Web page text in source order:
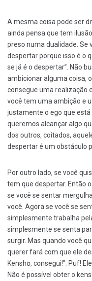
A mesma coisa pode ser
ainda pensa que tem
preso numa dualidade. Se
despertar porque isso é o
se já é o despertar”. Não
ambicionar alguma coisa,
consegue uma realização
você tem uma ambição e
justamente o ego que está
queremos alcançar algo
dos outros, coitados,
despertar é um obstáculo
Por outro lado, se você
tem que despertar. Então
se você se sentar
você. Agora se você se
simplesmente trabalha
simplesmente se senta
surgir. Mas quando você
querer fará com que ele
Kenshō, consegui!”. Puf!
Não é possível obter o